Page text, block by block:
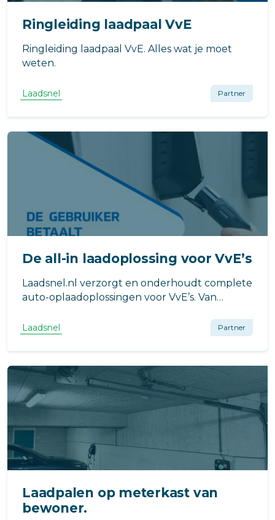
Ringleiding laadpaal VvE
Ringleiding laadpaal VvE. Alles wat je moet
weten.
Laadsnel Partner
De all-in laadoplossing voor VvE’s
Laadsnel.nl verzorgt en onderhoudt complete
auto-oplaadoplossingen voor VvE’s. Van
verschillende soorten oplaadpunten.
Laadsnel Partner
Laadpalen op meterkast van
bewoner.